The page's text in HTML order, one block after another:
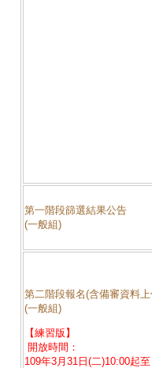
第一階段篩選結果公告
(一般組)
第二階段報名(含備審資料上
(一般組)
【練習版】
開放時間：
109年3月31日(二)10:00起至